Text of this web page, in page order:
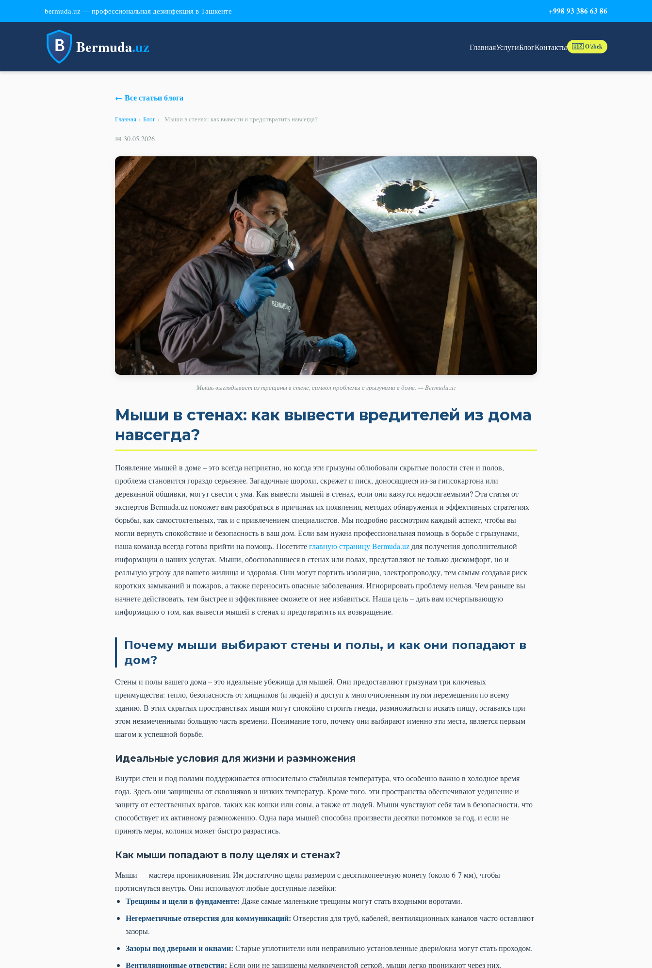
bermuda.uz — профессиональная дезинфекция в Ташкенте +998 93 386 63 86
Bermuda.uz ГлавнаяУслугиБлогКонтакты 🇺🇿 O'zbek
← Все статьи блога
Главная › Блог › Мыши в стенах: как вывести и предотвратить навсегда?
📅 30.05.2026
Мышь выглядывает из трещины в стене, символ проблемы с грызунами в доме. — Bermuda.uz
Мыши в стенах: как вывести вредителей из дома
навсегда?
Появление мышей в доме – это всегда неприятно, но когда эти грызуны облюбовали скрытые полости стен и полов,
проблема становится гораздо серьезнее. Загадочные шорохи, скрежет и писк, доносящиеся из-за гипсокартона или
деревянной обшивки, могут свести с ума. Как вывести мышей в стенах, если они кажутся недосягаемыми? Эта статья от
экспертов Bermuda.uz поможет вам разобраться в причинах их появления, методах обнаружения и эффективных стратегиях
борьбы, как самостоятельных, так и с привлечением специалистов. Мы подробно рассмотрим каждый аспект, чтобы вы
могли вернуть спокойствие и безопасность в ваш дом. Если вам нужна профессиональная помощь в борьбе с грызунами,
наша команда всегда готова прийти на помощь. Посетитеглавную страницу Bermuda.uz для получения дополнительной
информации о наших услугах. Мыши, обосновавшиеся в стенах или полах, представляют не только дискомфорт, но и
реальную угрозу для вашего жилища и здоровья. Они могут портить изоляцию, электропроводку, тем самым создавая риск
коротких замыканий и пожаров, а также переносить опасные заболевания. Игнорировать проблему нельзя. Чем раньше вы
начнете действовать, тем быстрее и эффективнее сможете от нее избавиться. Наша цель – дать вам исчерпывающую
информацию о том, как вывести мышей в стенах и предотвратить их возвращение.
Почему мыши выбирают стены и полы, и как они попадают в
дом?
Стены и полы вашего дома – это идеальные убежища для мышей. Они предоставляют грызунам три ключевых
преимущества: тепло, безопасность от хищников (и людей) и доступ к многочисленным путям перемещения по всему
зданию. В этих скрытых пространствах мыши могут спокойно строить гнезда, размножаться и искать пищу, оставаясь при
этом незамеченными большую часть времени. Понимание того, почему они выбирают именно эти места, является первым
шагом к успешной борьбе.
Идеальные условия для жизни и размножения
Внутри стен и под полами поддерживается относительно стабильная температура, что особенно важно в холодное время
года. Здесь они защищены от сквозняков и низких температур. Кроме того, эти пространства обеспечивают уединение и
защиту от естественных врагов, таких как кошки или совы, а также от людей. Мыши чувствуют себя там в безопасности, что
способствует их активному размножению. Одна пара мышей способна произвести десятки потомков за год, и если не
принять меры, колония может быстро разрастись.
Как мыши попадают в полу щелях и стенах?
Мыши — мастера проникновения. Им достаточно щели размером с десятикопеечную монету (около 6-7 мм), чтобы
протиснуться внутрь. Они используют любые доступные лазейки:
Трещины и щели в фундаменте: Даже самые маленькие трещины могут стать входными воротами.
Негерметичные отверстия для коммуникаций: Отверстия для труб, кабелей, вентиляционных каналов часто оставляют
зазоры.
Зазоры под дверьми и окнами: Старые уплотнители или неправильно установленные двери/окна могут стать проходом.
Вентиляционные отверстия: Если они не защищены мелкоячеистой сеткой, мыши легко проникают через них.